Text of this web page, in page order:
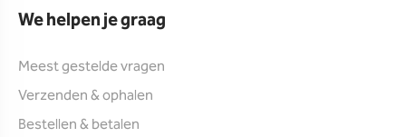
We helpen je graag
Meest gestelde vragen
Verzenden & ophalen
Bestellen & betalen